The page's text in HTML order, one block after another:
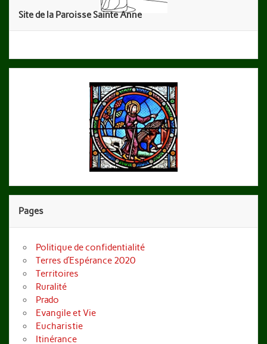
Site de la Paroisse Sainte Anne
Pages
Politique de confidentialité
Terres d’Espérance 2020
Territoires
Ruralité
Prado
Evangile et Vie
Eucharistie
Itinérance